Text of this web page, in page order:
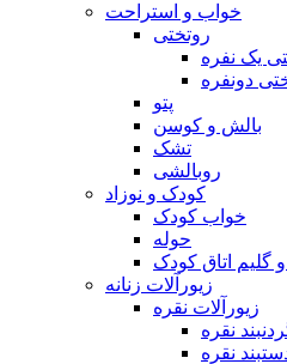
خواب و استراحت
روتختی
یک نفره
دونفره
پتو
بالش و کوسن
تشک
روبالشی
کودک و نوزاد
خواب کودک
حوله
اتاق کودک
زیورآلات زنانه
زیورآلات نقره
نقره
نقره